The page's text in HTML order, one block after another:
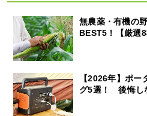
無農薬・有機の
BEST5！【厳選8
【2026年】ポ
グ5選！ 後悔し